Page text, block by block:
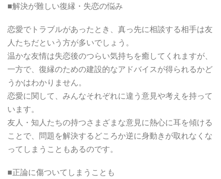
■解決が難しい復縁・失恋の悩み
恋愛でトラブルがあったとき、真っ先に相談する相手は友
人たちだという方が多いでしょう。
温かな友情は失恋後のつらい気持ちを癒してくれますが、
一方で、復縁のための建設的なアドバイスが得られるかど
うかはわかりません。
恋愛に関して、みんなそれぞれに違う意見や考えを持って
います。
友人・知人たちの持つさまざまな意見に熱心に耳を傾ける
ことで、問題を解決するどころか逆に身動きが取れなくな
ってしまうこともあるのです。
■正論に傷ついてしまうことも